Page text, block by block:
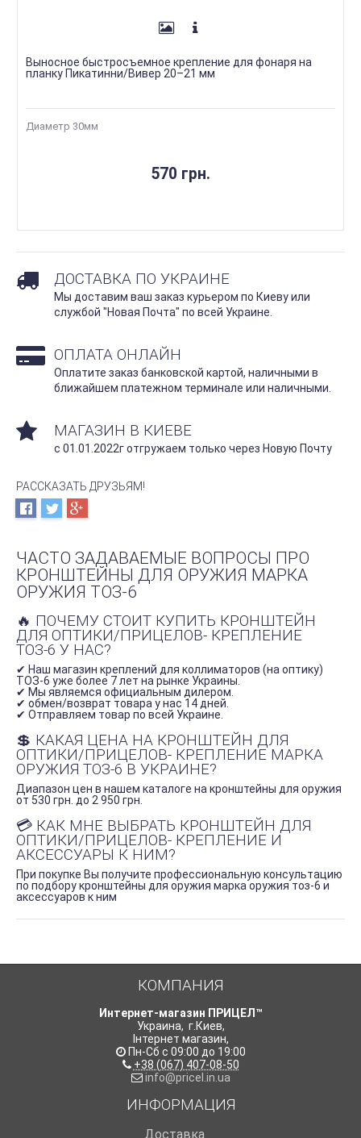
Выносное быстросъемное крепление для фонаря на
планку Пикатинни/Вивер 20–21 мм
Диаметр 30мм
570 грн.
ДОСТАВКА ПО УКРАИНЕ
Мы доставим ваш заказ курьером по Киеву или
службой "Новая Почта" по всей Украине.
ОПЛАТА ОНЛАЙН
Оплатите заказ банковской картой, наличными в
ближайшем платежном терминале или наличными.
МАГАЗИН В КИЕВЕ
с 01.01.2022г отгружаем только через Новую Почту
РАССКАЗАТЬ ДРУЗЬЯМ!
ЧАСТО ЗАДАВАЕМЫЕ ВОПРОСЫ ПРО
КРОНШТЕЙНЫ ДЛЯ ОРУЖИЯ МАРКА
ОРУЖИЯ ТОЗ-6
🔥 ПОЧЕМУ СТОИТ КУПИТЬ КРОНШТЕЙН
ДЛЯ ОПТИКИ/ПРИЦЕЛОВ- КРЕПЛЕНИЕ
ТОЗ-6 У НАС?
✔ Наш магазин креплений для коллиматоров (на оптику)
ТОЗ-6 уже более 7 лет на рынке Украины.
✔ Мы являемся официальным дилером.
✔ обмен/возврат товара у нас 14 дней.
✔ Отправляем товар по всей Украине.
💲 КАКАЯ ЦЕНА НА КРОНШТЕЙН ДЛЯ
ОПТИКИ/ПРИЦЕЛОВ- КРЕПЛЕНИЕ МАРКА
ОРУЖИЯ ТОЗ-6 В УКРАИНЕ?
Диапазон цен в нашем каталоге на кронштейны для оружия
от 530 грн. до 2 950 грн.
💳 КАК МНЕ ВЫБРАТЬ КРОНШТЕЙН ДЛЯ
ОПТИКИ/ПРИЦЕЛОВ- КРЕПЛЕНИЕ И
АКСЕССУАРЫ К НИМ?
При покупке Вы получите профессиональную консультацию
по подбору кронштейны для оружия марка оружия тоз-6 и
аксессуаров к ним
КОМПАНИЯ
Интернет-магазин ПРИЦЕЛ™
Украина, г.Киев,
Інтернет магазин,
Пн-Сб с 09:00 до 19:00
+38 (067) 407-08-50
info@pricel.in.ua
ИНФОРМАЦИЯ
Доставка